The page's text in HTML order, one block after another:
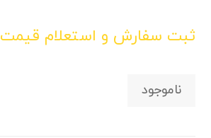
ثبت سفارش و استعلام قیمت
ناموجود